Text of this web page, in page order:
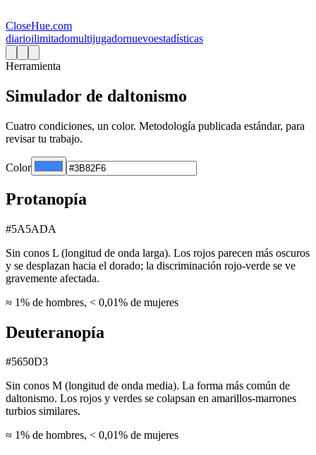
CloseHue.com
diarioilimitadomultijugadornuevoestadísticas
Herramienta
Simulador de daltonismo
Cuatro condiciones, un color. Metodología publicada estándar, para
revisar tu trabajo.
Color
Protanopía
#5A5ADA
Sin conos L (longitud de onda larga). Los rojos parecen más oscuros
y se desplazan hacia el dorado; la discriminación rojo-verde se ve
gravemente afectada.
≈ 1% de hombres, < 0,01% de mujeres
Deuteranopía
#5650D3
Sin conos M (longitud de onda media). La forma más común de
daltonismo. Los rojos y verdes se colapsan en amarillos-marrones
turbios similares.
≈ 1% de hombres, < 0,01% de mujeres